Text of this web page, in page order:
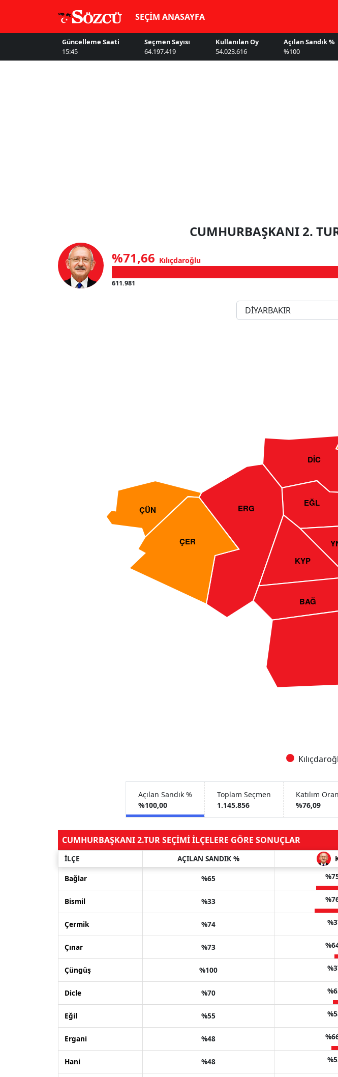
SEÇİM ANASAYFA
Güncelleme Saati
15:45
Seçmen Sayısı
64.197.419
Kullanılan Oy
54.023.616
Açılan Sandık %
%100
CUMHURBAŞKANI 2.
%71,66 Kılıçdaroğlu
611.981
DİC
EĞL
ERG
KYP
BAĞ
ÇÜN
ÇER
Açılan Sandık %
%100,00
Toplam Seçmen
1.145.856
Katılım
%76,09
CUMHURBAŞKANI 2.TUR SEÇİMİ İLÇELERE GÖRE SONUÇLAR
İLÇE AÇILAN SANDIK %
Bağlar %65
Bismil %33
Çermik %74
Çınar %73
Çüngüş %100
Dicle %70
Eğil %55
Ergani %48
Hani %48